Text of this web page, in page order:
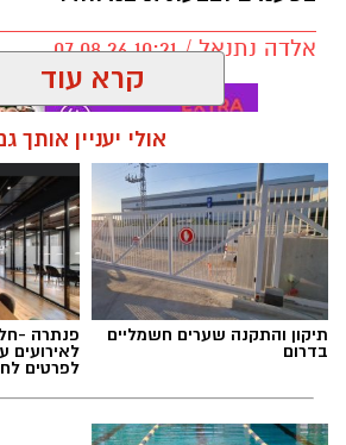
אלדה נתנאל / 10:21 07.08.26
תגים:חביתת ירק
קרא עוד
אולי יעניין אותך
תיקון והתקנה שערים חשמליים
בדרום
פנתרה -
לאירועים
לפרטים